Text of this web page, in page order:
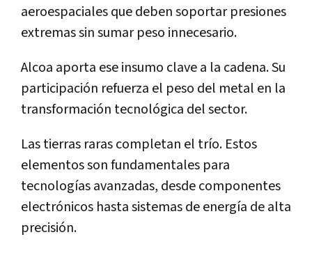
aeroespaciales que deben soportar presiones
extremas sin sumar peso innecesario.
Alcoa aporta ese insumo clave a la cadena. Su
participación refuerza el peso del metal en la
transformación tecnológica del sector.
Las tierras raras completan el trío. Estos
elementos son fundamentales para
tecnologías avanzadas, desde componentes
electrónicos hasta sistemas de energía de alta
precisión.